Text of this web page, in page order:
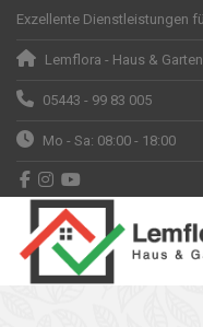
Exzellente Dienstleistungen
Lemflora - Haus & Garten
05443 - 99 83 005
Mo - Sa: 08:00 - 18:00